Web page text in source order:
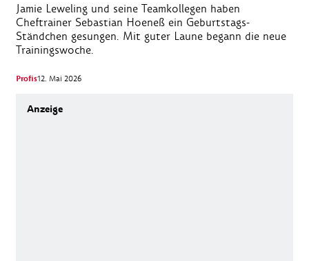
Jamie Leweling und seine Teamkollegen haben
Cheftrainer Sebastian Hoeneß ein Geburtstags-
Ständchen gesungen. Mit guter Laune begann die neue
Trainingswoche.
Profis12. Mai 2026